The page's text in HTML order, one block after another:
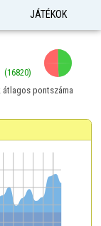
JÁTÉKOK
(16820)
átlagos pontszáma